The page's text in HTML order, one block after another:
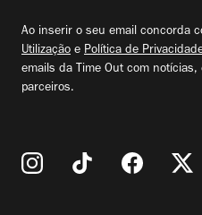
Ao inserir o seu email concorda
Utilização e Política de
emails da Time Out com
parceiros.